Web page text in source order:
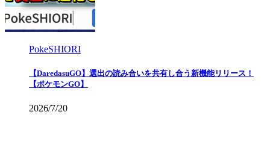
PokeSHIORI
【DaredasuGO】選出の読み合いを共有し合う新機能リリース！
【ポケモンGO】
2026/7/20